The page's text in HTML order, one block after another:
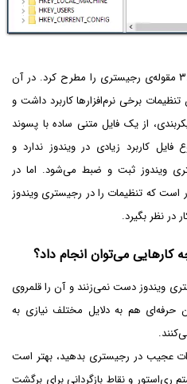
در زمان معرفی ویندوز ۳.۱ مقوله‌ی رجیستری را مطرح کرد. در آن
برخی نرم‌افزارها کاربرد داشت و
از یک فایل متنی ساده با پسوند
فایل کاربرد زیادی در ویندوز ندارد و
ویندوز ثبت و ضبط می‌شود. اما در
است که تنظیمات را در رجیستری ویندوز
در نظر بگیرد.
کارهایی می‌توان انجام داد؟
ویندوز دست نمی‌زنند و آن را قلمروی
حرفه‌ای هم به دلایل مختلف نیازی به
عجیب در رجیستری بدهید، بهتر است
ری‌استور و نقاط بازگردانی برای برگشت